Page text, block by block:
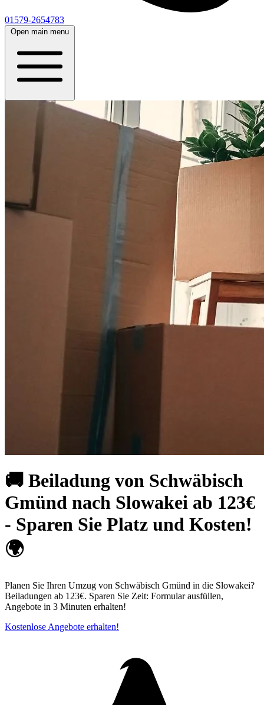
01579-2654783
Open main menu
🚚 Beiladung von Schwäbisch
Gmünd nach Slowakei ab 123€
- Sparen Sie Platz und Kosten!
🌍
Planen Sie Ihren Umzug von Schwäbisch Gmünd in die Slowakei?
Beiladungen ab 123€. Sparen Sie Zeit: Formular ausfüllen,
Angebote in 3 Minuten erhalten!
Kostenlose Angebote erhalten!